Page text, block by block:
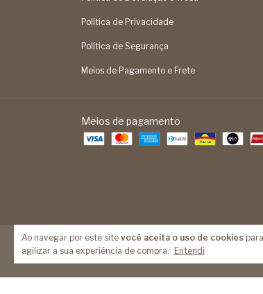
Ao navegar por este site você aceita o uso de cookies para
agilizar a sua experiência de compra.
Entendi
Política de Privacidade
Política de Segurança
Meios de Pagamento e Frete
Meios de pagamento
Copyright Feita Mão - 14093524000189 - 2026. Todos